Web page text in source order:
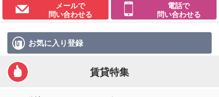
メールで
問い合わせる
電話で
問い合わせる
お気に入り登録
賃貸特集